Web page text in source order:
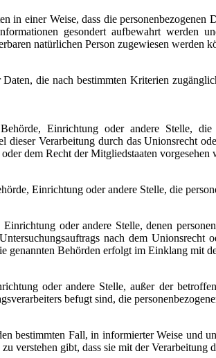
in einer Weise, dass die
gesondert aufbewahrt werden
natürlichen Person zugewiesen werden
die nach bestimmten Kriterien
Einrichtung oder andere Stelle,
Verarbeitung durch das Unionsrecht
dem Recht der Mitgliedstaaten vorgesehen
Einrichtung oder andere Stelle, die
oder andere Stelle, denen
nach dem Unionsrecht
genannten Behörden erfolgt im Einklang mit
oder andere Stelle, außer der
befugt sind, die
bestimmten Fall, in informierter Weise und
verstehen gibt, dass sie mit der Verarbeitung